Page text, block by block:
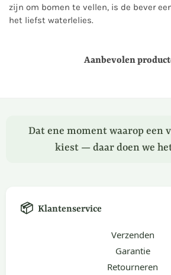
zijn om bomen te vellen, is de bever
het liefst waterlelies.
Aanbevolen
Dat ene moment waarop een
kiest — daar doen we
📦 Klantenservice
Verzenden
Garantie
Retourneren